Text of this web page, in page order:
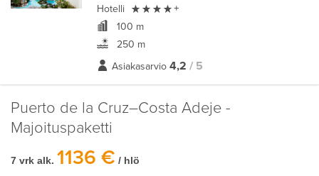
Hotelli  +
100 m
250 m
Asiakasarvio 4,2 / 5
Puerto de la Cruz–Costa Adeje -
Majoituspaketti
7 vrk alk. 1136 € / hlö